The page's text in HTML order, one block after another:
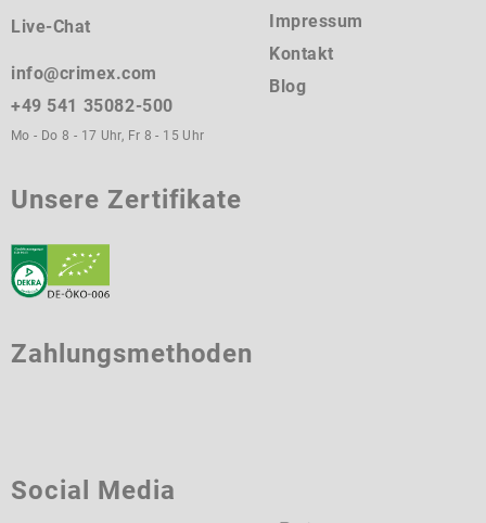
Live-Chat
info@crimex.com
+49 541 35082-500
Mo - Do 8 - 17 Uhr, Fr 8 - 15 Uhr
Impressum
Kontakt
Blog
Unsere Zertifikate
Zahlungsmethoden
Social Media